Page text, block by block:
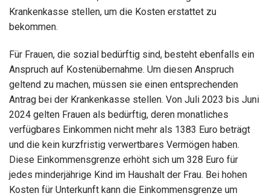
Krankenkasse stellen, um die Kosten erstattet zu
bekommen.
Für Frauen, die sozial bedürftig sind, besteht ebenfalls ein
Anspruch auf Kostenübernahme. Um diesen Anspruch
geltend zu machen, müssen sie einen entsprechenden
Antrag bei der Krankenkasse stellen. Von Juli 2023 bis Juni
2024 gelten Frauen als bedürftig, deren monatliches
verfügbares Einkommen nicht mehr als 1383 Euro beträgt
und die kein kurzfristig verwertbares Vermögen haben.
Diese Einkommensgrenze erhöht sich um 328 Euro für
jedes minderjährige Kind im Haushalt der Frau. Bei hohen
Kosten für Unterkunft kann die Einkommensgrenze um